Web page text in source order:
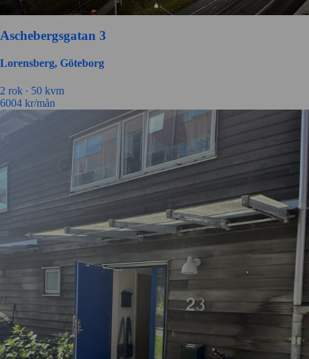
Aschebergsgatan 3
Lorensberg, Göteborg
2 rok ∙ 50 kvm
6004 kr/mån